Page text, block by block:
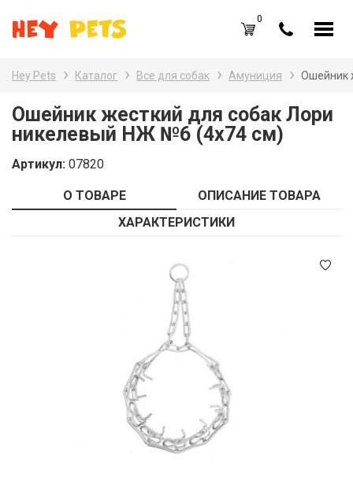
RU UA
Каталог товаров
Вход / Регистрация
Избранное (
Акции
0
Hey Pets Каталог Все для собак Амуниция Ошейник
Ошейник жесткий для собак Лори
никелевый НЖ №6 (4x74 см)
Артикул: 07820
О ТОВАРЕ
ОПИСАНИЕ ТОВАРА
ХАРАКТЕРИСТИКИ